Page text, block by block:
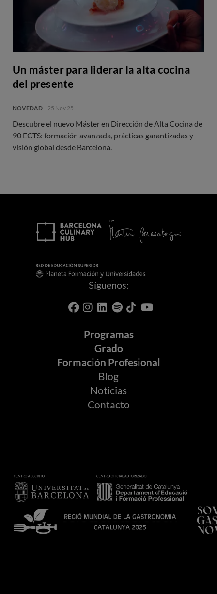
Un máster para liderar la alta cocina
del presente
NOVEDAD 25 Nov 25
Descubre el nuevo Máster en Dirección de Alta Cocina de
90 ECTS: formación avanzada, prácticas garantizadas y
visión global desde Barcelona.
Síguenos:
Programas
Grado
Formación Profesional
Blog
Noticias
Contacto